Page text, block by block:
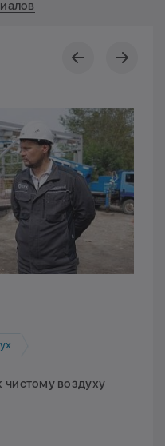
воздуху